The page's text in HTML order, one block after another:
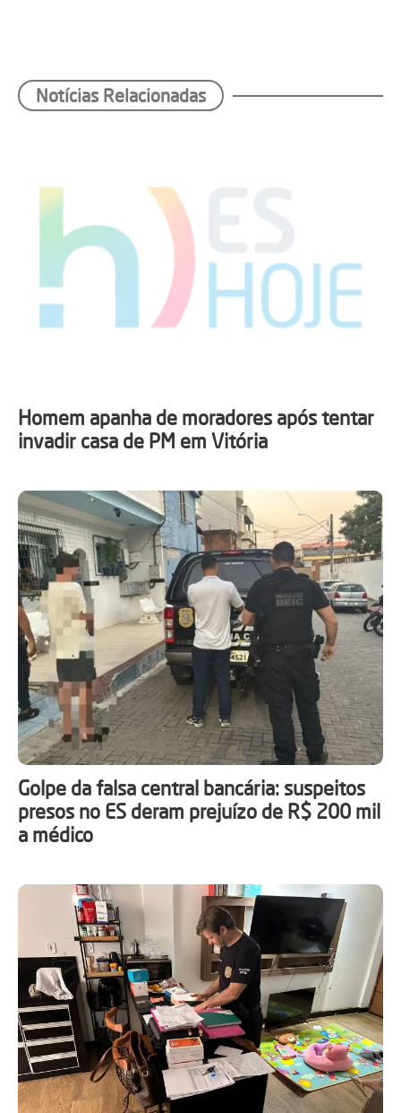
Notícias Relacionadas
Homem apanha de moradores após tentar
invadir casa de PM em Vitória
Golpe da falsa central bancária: suspeitos
presos no ES deram prejuízo de R$ 200 mil
a médico